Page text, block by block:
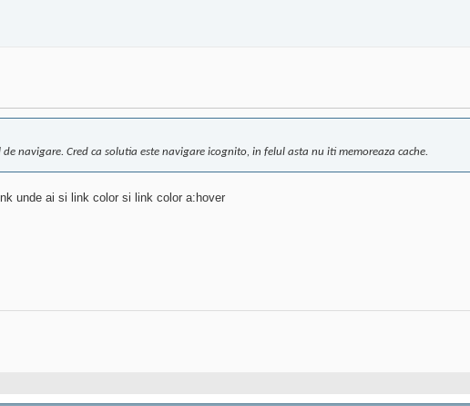
navigare. Cred ca solutia este navigare icognito, in felul asta nu iti memoreaza cache.
unde ai si link color si link color a:hover